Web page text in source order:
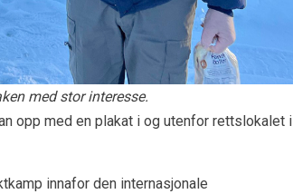
med stor interesse.
opp med en plakat i og utenfor rettslokalet i
innafor den internasjonale